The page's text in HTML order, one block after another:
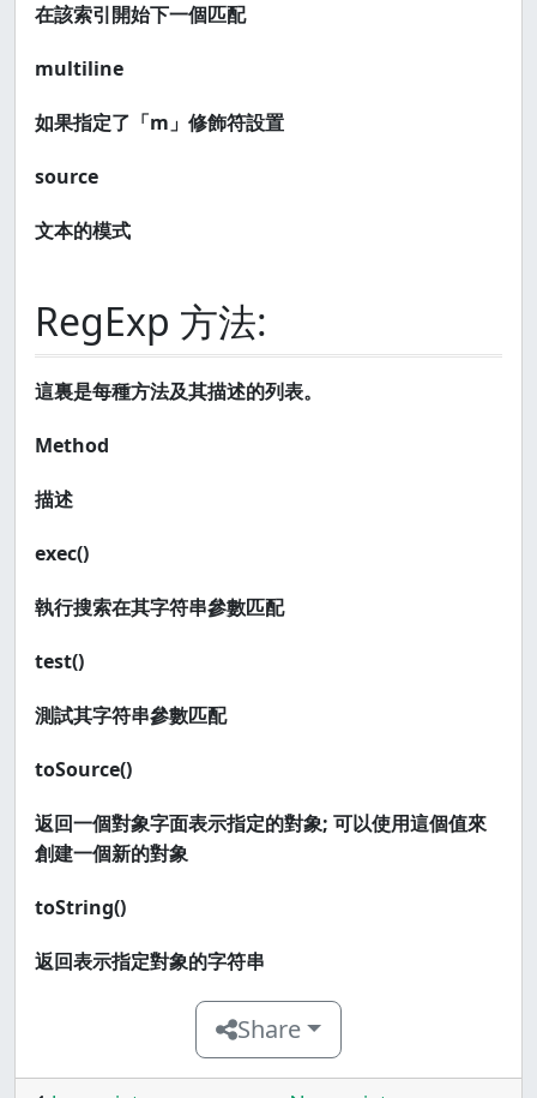
在該索引開始下一個匹配
multiline
如果指定了「m」修飾符設置
source
文本的模式
RegExp 方法:
這裏是每種方法及其描述的列表。
Method
描述
exec()
執行搜索在其字符串參數匹配
test()
測試其字符串參數匹配
toSource()
返回一個對象字面表示指定的對象; 可以使用這個值來
創建一個新的對象
toString()
返回表示指定對象的字符串
Share